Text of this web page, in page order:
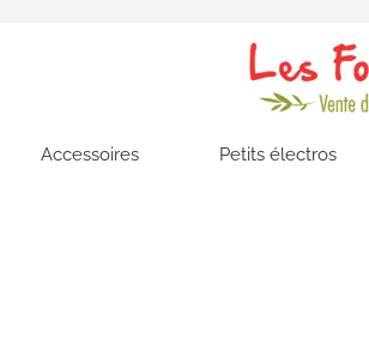
Accessoires Petits électros